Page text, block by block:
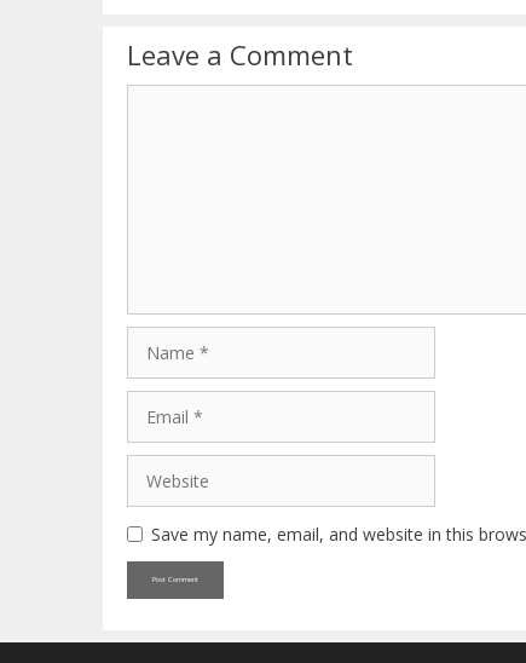
Leave a Comment
Website
Save my name, email, and website in this